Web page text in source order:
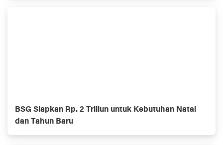
BSG Siapkan Rp. 2 Triliun untuk Kebutuhan Natal
dan Tahun Baru